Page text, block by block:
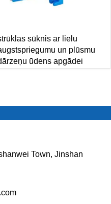
sūknis ar lielu
un plūsmu
ūdens apgādei
Town, Jinshan